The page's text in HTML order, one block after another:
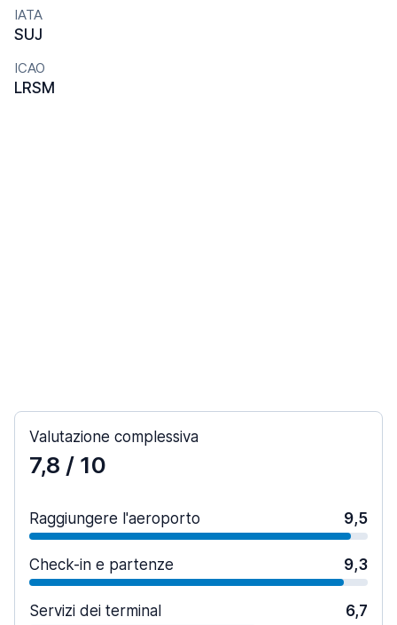
IATA
SUJ
ICAO
LRSM
Valutazione complessiva
7,8 / 10
Raggiungere l'aeroporto 9,5
Check-in e partenze 9,3
Servizi dei terminal 6,7